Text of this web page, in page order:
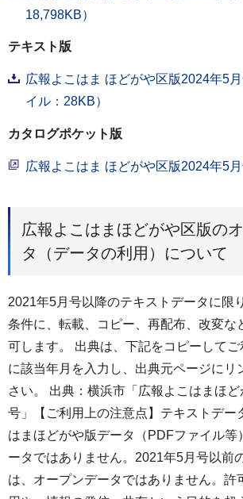
18,798KB）
テキスト版
広報よこはま ほどがや区版2024年5
イル：28KB）
カタログポケット版
広報よこはま ほどがや区版2024年5月
広報よこはまほどがや区版の
タ（データの利用）について
2021年5月号以降のテキストデータに限
条件に、転載、コピー、再配布、改変な
可します。 出典は、下記をコピーして
に該当年月を入力し、出典元ページにリ
さい。 出典：横浜市「広報よこはまほ
号」【ご利用上の注意点】テキストデー
はまほどがや版データ（PDFファイル等
ータではありません。2021年5月号以前
は、オープンデータではありません。許